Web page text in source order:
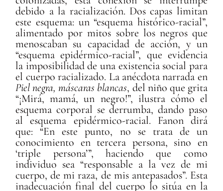
debido a la racialización. Dos capas limitan
este esquema: un “esquema histórico-racial”,
alimentado por mitos sobre los negros que
menoscaban su capacidad de acción, y un
“esquema epidérmico-racial”, que evidencia
la imposibilidad de una existencia social para
el cuerpo racializado. La anécdota narrada en
Piel negra, máscaras blancas, del niño que grita
“¡Mirá, mamá, un negro!”, ilustra cómo el
esquema corporal se derrumba, dando paso
al esquema epidérmico-racial. Fanon dirá
que: “En este punto, no se trata de un
conocimiento en tercera persona, sino en
‘triple persona’”, haciendo que como
individuo sea “responsable a la vez de mi
cuerpo, de mi raza, de mis antepasados”. Esta
inadecuación final del cuerpo lo sitúa en la